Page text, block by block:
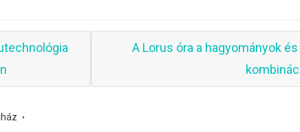
A Lorus óra a hagyományok